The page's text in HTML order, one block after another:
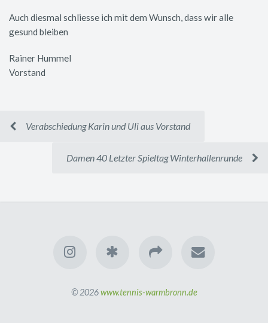
Auch diesmal schliesse ich mit dem Wunsch, dass wir alle
gesund bleiben
Rainer Hummel
Vorstand
Verabschiedung Karin und Uli aus Vorstand
Damen 40 Letzter Spieltag Winterhallenrunde
© 2026www.tennis-warmbronn.de